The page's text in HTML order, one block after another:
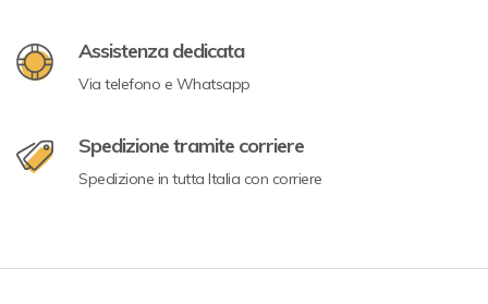
Assistenza dedicata
Via telefono e Whatsapp
Spedizione tramite corriere
Spedizione in tutta Italia con corriere